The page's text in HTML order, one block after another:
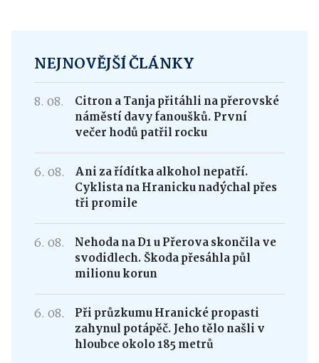
NEJNOVĚJŠÍ ČLÁNKY
8. 08.
Citron a Tanja přitáhli na přerovské
náměstí davy fanoušků. První
večer hodů patřil rocku
6. 08.
Ani za řídítka alkohol nepatří.
Cyklista na Hranicku nadýchal přes
tři promile
6. 08.
Nehoda na D1 u Přerova skončila ve
svodidlech. Škoda přesáhla půl
milionu korun
6. 08.
Při průzkumu Hranické propasti
zahynul potápěč. Jeho tělo našli v
hloubce okolo 185 metrů